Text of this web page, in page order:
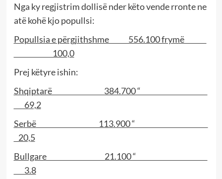
Nga ky regjistrim dollisë nder këto vende rronte ne
atë kohë kjo popullsi:
Popullsia e përgjithshme 556.100 frymë
100,0
Prej këtyre ishin:
Shqiptarë 384.700 “
69,2
Serbë 113.900 “
20,5
Bullgare 21.100 “
3.8